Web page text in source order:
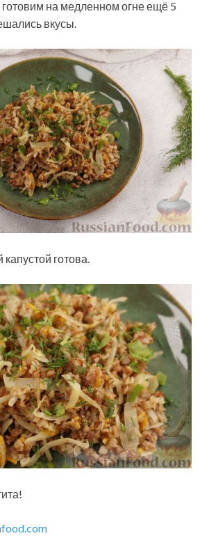
на медленном огне ещё 5
вкусы.
капустой готова.